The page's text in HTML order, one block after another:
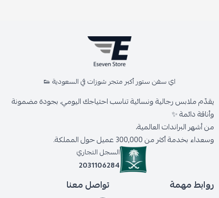
اي سفن ستور أكبر متجر شوزات في السعودية 👟
يقدّم ملابس رجالية ونسائية تناسب احتياجك اليومي، بجودة مضمونة
وأناقة دائمة ✨
من أشهر البراندات العالمية،
وسعداء بخدمة أكثر من 300,000 عميل حول المملكة.
السجل التجاري
2031106284
روابط مهمة تواصل معنا